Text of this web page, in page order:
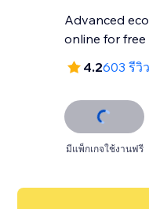
Advanced
online for free
4.2603 รีวิว
มีแพ็กเกจใช้งานฟรี